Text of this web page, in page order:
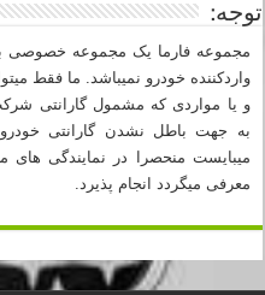
توجه:
مجموعه فارما یک مجموعه خصوصی
واردکننده خودرو نمیباشد. ما فقط
و یا مواردی که مشمول گارانتی شرکت
به جهت باطل نشدن گارانتی
میبایست منحصرا در نمایندگی
معرفی میگردد انجام پذیرد.